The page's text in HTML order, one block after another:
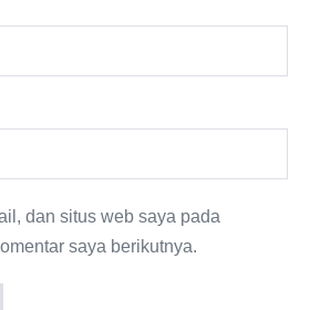
dan situs web saya pada
saya berikutnya.